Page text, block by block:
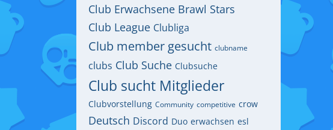
Club Erwachsene Brawl Stars
Club League Clubliga
Club member gesucht clubname
clubs Club Suche Clubsuche
Club sucht Mitglieder
Clubvorstellung Community competitive crow
Deutsch Discord Duo erwachsen esl